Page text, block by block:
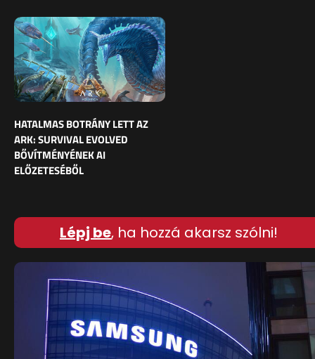
HATALMAS BOTRÁNY LETT AZ
ARK: SURVIVAL EVOLVED
BŐVÍTMÉNYÉNEK AI
ELŐZETESÉBŐL
Lépj be, ha hozzá akarsz szólni!